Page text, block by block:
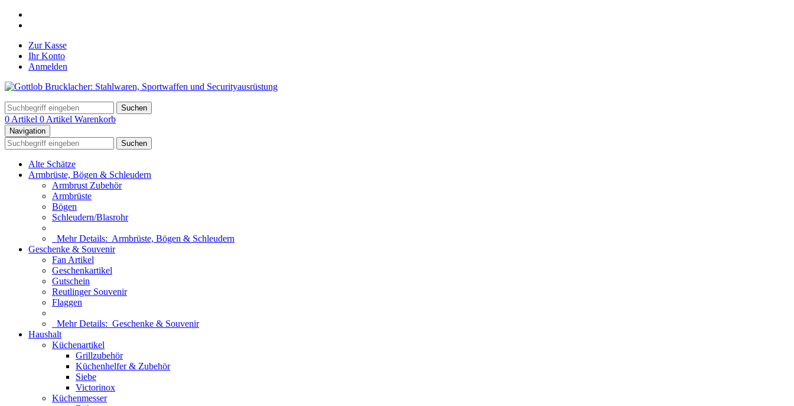
Zur Kasse
Ihr Konto
Anmelden
Suchen
0 Artikel 0 Artikel Warenkorb
Navigation
Suchen
Alte Schätze
Armbrüste, Bögen & Schleudern
Armbrust Zubehör
Armbrüste
Bögen
Schleudern/Blasrohr
Mehr Details: Armbrüste, Bögen & Schleudern
Geschenke & Souvenir
Fan Artikel
Geschenkartikel
Gutschein
Reutlinger Souvenir
Flaggen
Mehr Details: Geschenke & Souvenir
Haushalt
Küchenartikel
Grillzubehör
Küchenhelfer & Zubehör
Siebe
Victorinox
Küchenmesser